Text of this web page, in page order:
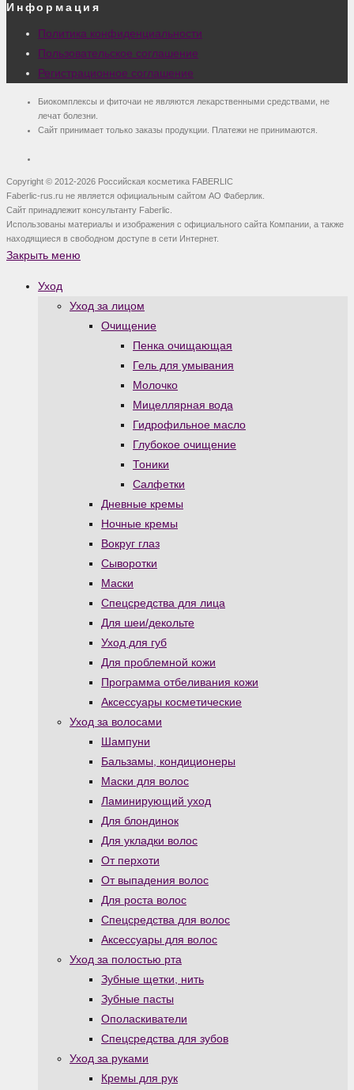
Информация
Политика конфиденциальности
Пользовательское соглашение
Регистрационное соглашение
Биокомплексы и фиточаи не являются лекарственными средствами, не
лечат болезни.
Сайт принимает только заказы продукции. Платежи не принимаются.
Copyright © 2012-2026 Российская косметика FABERLIC
Faberlic-rus.ru не является официальным сайтом АО Фаберлик.
Сайт принадлежит консультанту Faberlic.
Использованы материалы и изображения с официального сайта Компании, а также
находящиеся в свободном доступе в сети Интернет.
Закрыть меню
Уход
Уход за лицом
Очищение
Пенка очищающая
Гель для умывания
Молочко
Мицеллярная вода
Гидрофильное масло
Глубокое очищение
Тоники
Салфетки
Дневные кремы
Ночные кремы
Вокруг глаз
Сыворотки
Маски
Спецсредства для лица
Для шеи/декольте
Уход для губ
Для проблемной кожи
Программа отбеливания кожи
Аксессуары косметические
Уход за волосами
Шампуни
Бальзамы, кондиционеры
Маски для волос
Ламинирующий уход
Для блондинок
Для укладки волос
От перхоти
От выпадения волос
Для роста волос
Спецсредства для волос
Аксессуары для волос
Уход за полостью рта
Зубные щетки, нить
Зубные пасты
Ополаскиватели
Спецсредства для зубов
Уход за руками
Кремы для рук